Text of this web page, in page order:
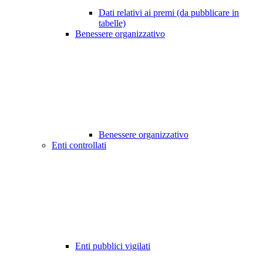
Dati relativi ai premi (da pubblicare in
tabelle)
Benessere organizzativo
Benessere organizzativo
Enti controllati
Enti pubblici vigilati